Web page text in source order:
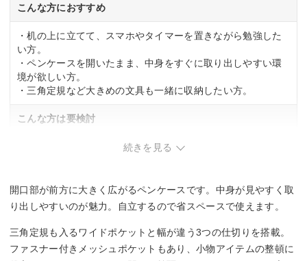
こんな方におすすめ
・机の上に立てて、スマホやタイマーを置きながら勉強した
い方。
・ペンケースを開いたまま、中身をすぐに取り出しやすい環
境が欲しい方。
・三角定規など大きめの文具も一緒に収納したい方。
こんな方は要検討
・机の上に置くスペースが限られている方。
続きを見る
開口部が前方に大きく広がるペンケースです。中身が見やすく取
り出しやすいのが魅力。自立するので省スペースで使えます。
三角定規も入るワイドポケットと幅が違う3つの仕切りを搭載。
ファスナー付きメッシュポケットもあり、小物アイテムの整頓に